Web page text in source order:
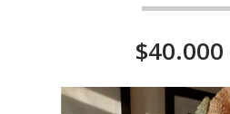
$40.000